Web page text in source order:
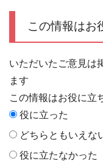
この情報はお
いただいたご意見は
ます
この情報はお役に立
役に立った
どちらともいえな
役に立たなかった